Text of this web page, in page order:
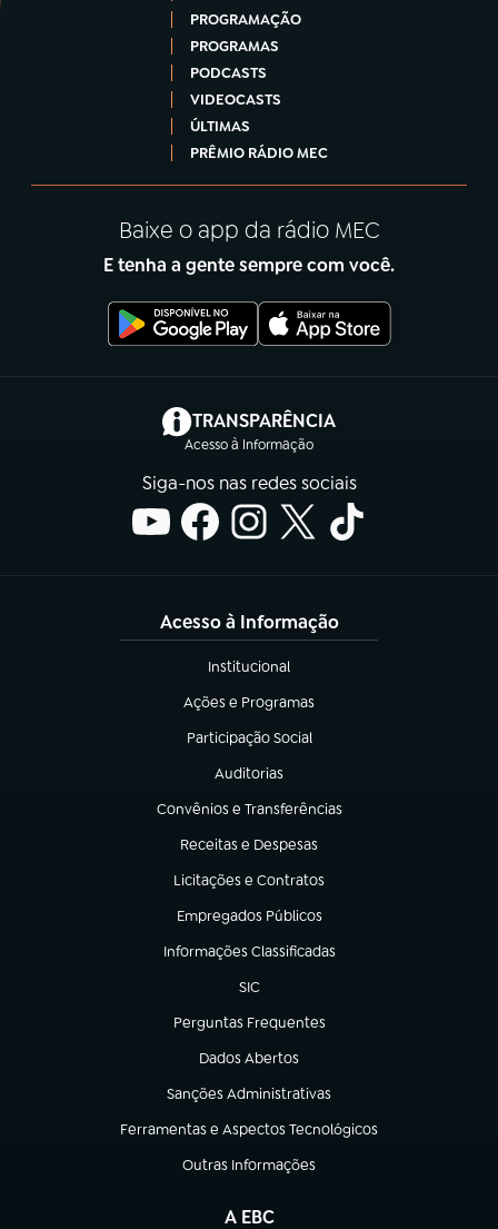
PROGRAMAÇÃO
PROGRAMAS
PODCASTS
VIDEOCASTS
ÚLTIMAS
PRÊMIO RÁDIO MEC
Baixe o app da rádio MEC
E tenha a gente sempre com você.
TRANSPARÊNCIA
Acesso à Informação
(abre em nova aba)
Siga-nos nas redes sociais
Acesso à Informação
Institucional
(abre em nova aba)
Ações e Programas
(abre em nova aba)
Participação Social
(abre em nova aba)
Auditorias
(abre em nova aba)
Convênios e Transferências
(abre em nova aba)
Receitas e Despesas
(abre em nova aba)
Licitações e Contratos
(abre em nova aba)
Empregados Públicos
(abre em nova aba)
Informações Classificadas
(abre em nova aba)
SIC
(abre em nova aba)
Perguntas Frequentes
(abre em nova aba)
Dados Abertos
(abre em nova aba)
Sanções Administrativas
(abre em nova aba)
Ferramentas e Aspectos Tecnológicos
(abre em nova aba)
Outras Informações
(abre em nova aba)
A EBC